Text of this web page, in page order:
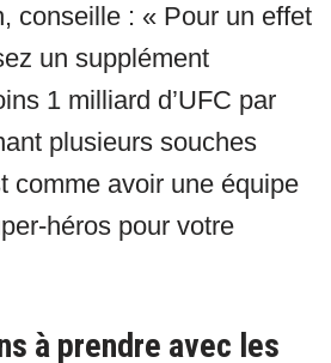
conseille : « Pour un effet
un supplément
1 milliard d’UFC par
plusieurs souches
comme avoir une équipe
héros pour votre
à prendre avec les